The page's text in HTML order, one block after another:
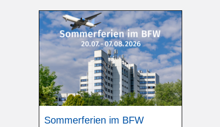
Sommerferien im BFW